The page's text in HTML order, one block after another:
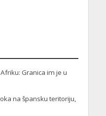
Granica im je u
na špansku teritoriju,